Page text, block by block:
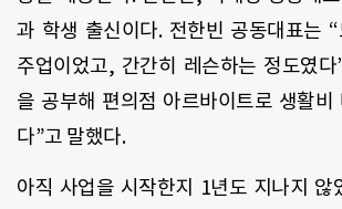
과 학생 출신이다. 전한빈 공동대표는
주업이었고, 간간히 레슨하는 정도였
을 공부해 편의점 아르바이트로 생활비
다”고 말했다.
아직 사업을 시작한지 1년도 지나지 않